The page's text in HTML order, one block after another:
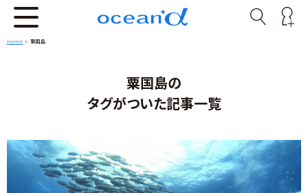
Home > 粟国島
粟国島の
タグがついた記事一覧